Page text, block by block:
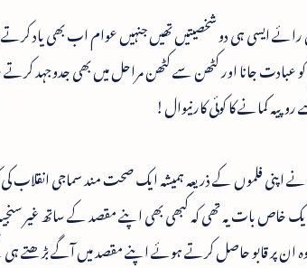
ایسی ہی دو شخصیتیں تھیں جنہیں عوام اب بھی یاد کرتے
جانا اور کٹھن سے کٹھن مراحل میں بھی جدوجہد
کمانے کا کوئی کارنیوال!
فلموں کے ذریعہ ہمیشہ ایک صحت مند سماجی انقلاب
بات یہ تھی کہ کبھی بھی اپنے مقصد کے ساتھ غیر
ان پر قابو حاصل کرتے ہوئے اپنے مقصد میں آگے بڑھتے